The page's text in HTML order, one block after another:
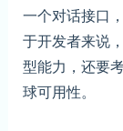
一个对话接口
于开发者来说
型能力，还要
球可用性。